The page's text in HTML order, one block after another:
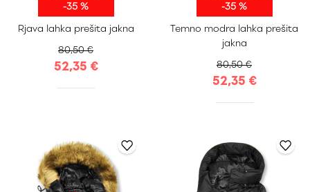
-35 %
Rjava lahka prešita jakna
80,50 €
52,35 €
S M L
XL
XXL
-35 %
Temno modra lahka prešita
jakna
80,50 €
52,35 €
S M L
XL
XXL